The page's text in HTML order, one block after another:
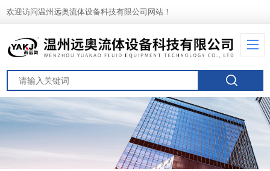
欢迎访问温州远奥流体设备科技有限公司网站！